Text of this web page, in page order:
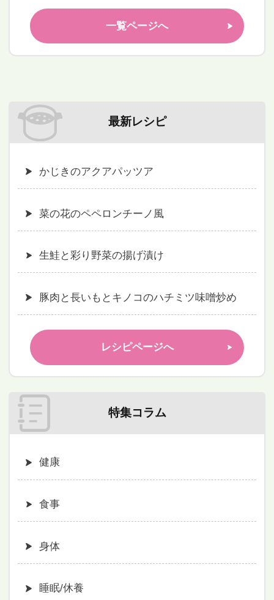
一覧ページへ
最新レシピ
かじきのアクアパッツア
菜の花のペペロンチーノ風
生鮭と彩り野菜の揚げ漬け
豚肉と長いもとキノコのハチミツ味噌炒め
レシピページへ
特集コラム
健康
食事
身体
睡眠/休養